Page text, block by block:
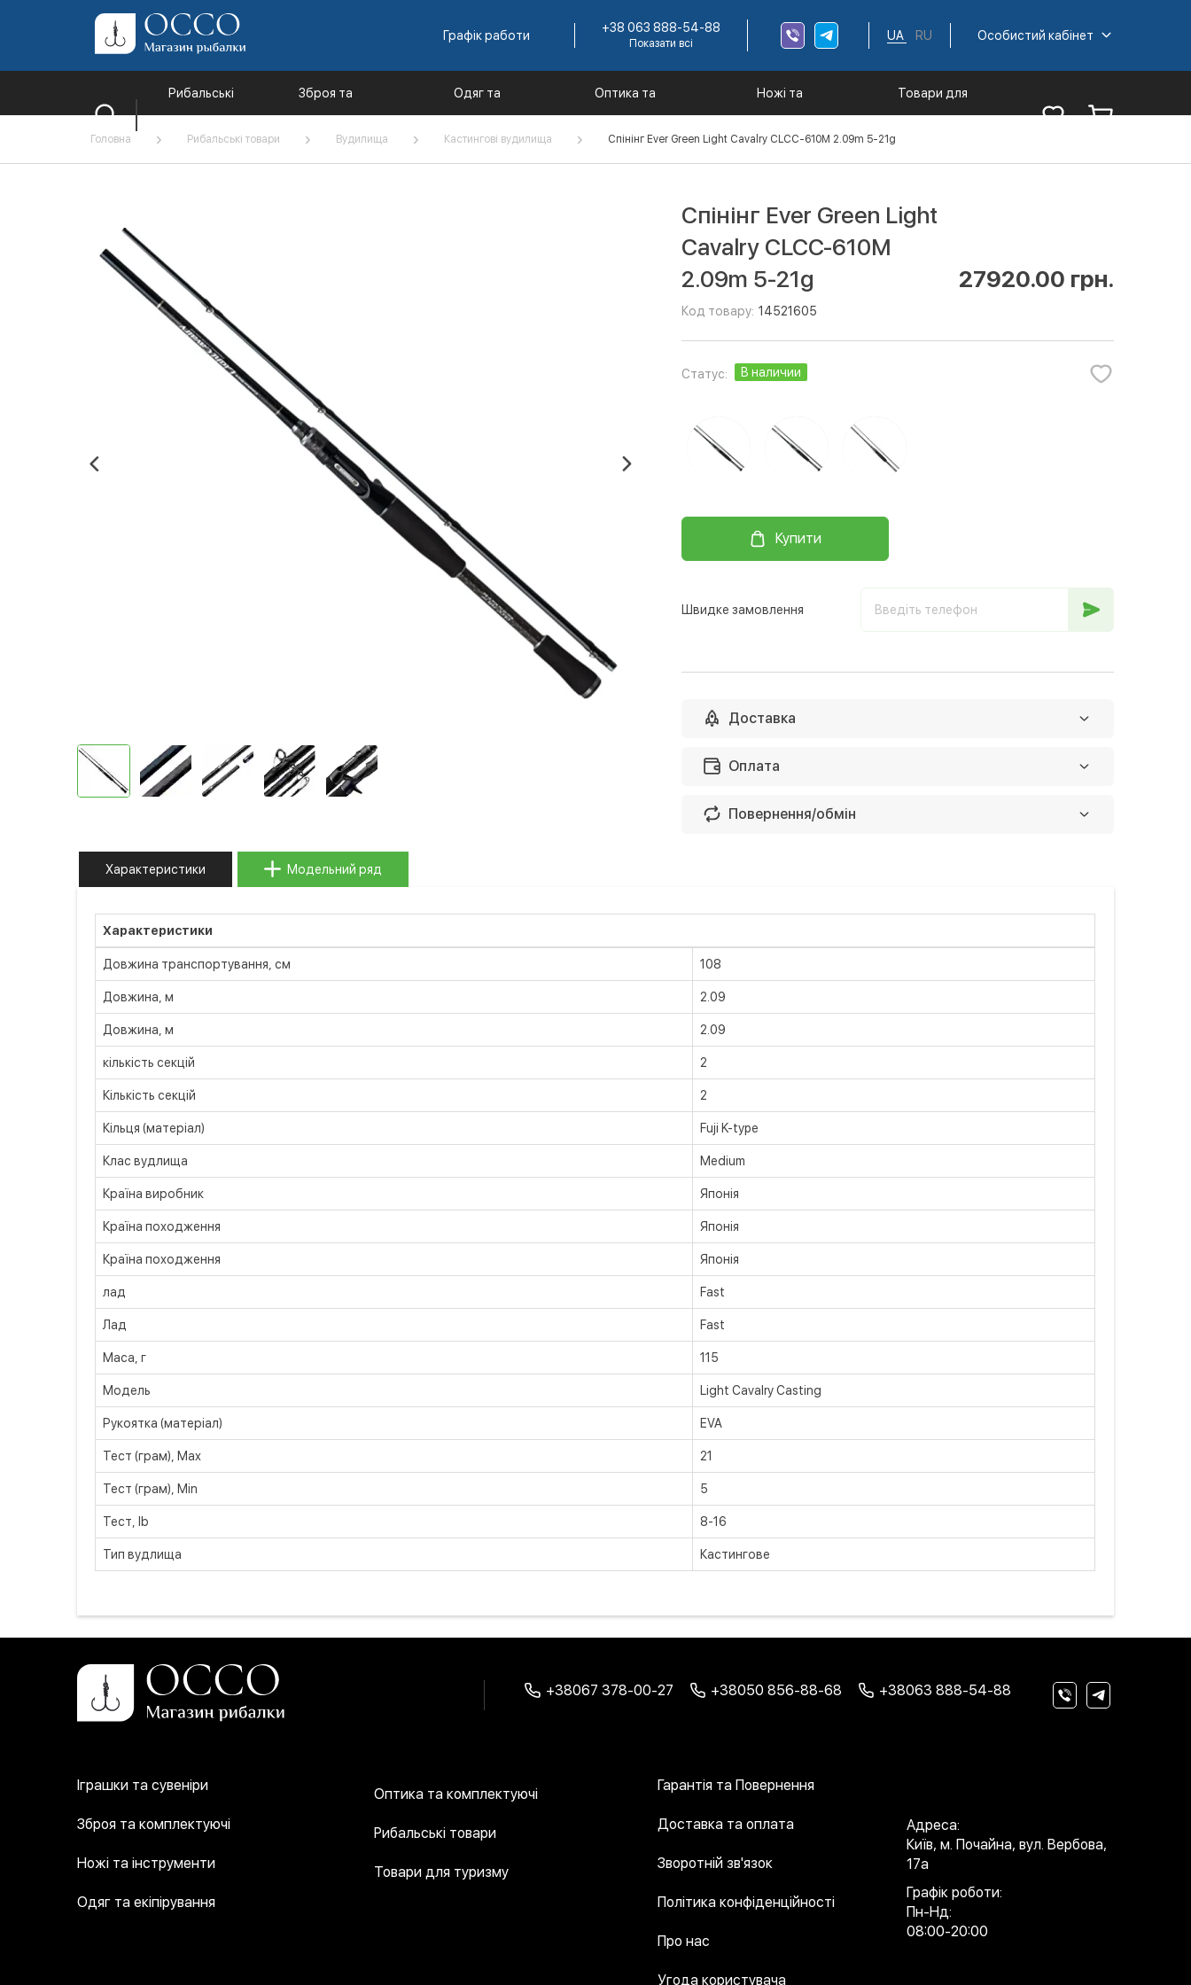
Графік работи
+38 063 888-54-88
Показати всі
UA RU Особистий кабінет
Рибальські
товари
Зброя та
комплектуючі
Одяг та
екіпірування
Оптика та
комплектуючі
Ножі та
інструменти
Товари для
Головна Рибальські товари Вудилища Кастингові вудилища Спінінг Ever Green Light Cavalry CLCC-610M 2.09m 5-21g
Спінінг Ever Green Light
Cavalry CLCC-610M
2.09m 5-21g
27920.00 грн.
Код товару: 14521605
Статус: В наличии
Купити
Швидке замовлення
Доставка
Оплата
Privat24
LiqPay
Apple Pay
Google Pay
Повернення/обмін
Детальніше
Характеристики Модельний ряд
Характеристики
Довжина транспортування, см 108
Довжина, м 2.09
Довжина, м 2.09
кількість секцій 2
Кількість секцій 2
Кільця (матеріал) Fuji K-type
Клас вудлища Medium
Країна виробник Японія
Країна походження Японія
Країна походження Японія
лад Fast
Лад Fast
Маса, г 115
Модель Light Cavalry Casting
Рукоятка (матеріал) EVA
Тест (грам), Max 21
Тест (грам), Min 5
Тест, lb 8-16
Тип вудлища Кастингове
+38067 378-00-27 +38050 856-88-68 +38063 888-54-88
Іграшки та сувеніри
Зброя та комплектуючі
Ножі та інструменти
Одяг та екіпірування
Оптика та комплектуючі
Рибальські товари
Товари для туризму
Гарантія та Повернення
Доставка та оплата
Зворотній зв'язок
Політика конфіденційності
Про нас
Угода користувача
Адреса:
Київ, м. Почайна, вул. Вербова,
17а
Графік роботи:
Пн-Нд:
08:00-20:00